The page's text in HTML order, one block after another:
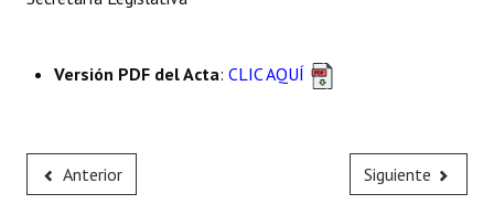
Versión PDF del Acta: CLIC AQUÍ
Anterior Siguiente